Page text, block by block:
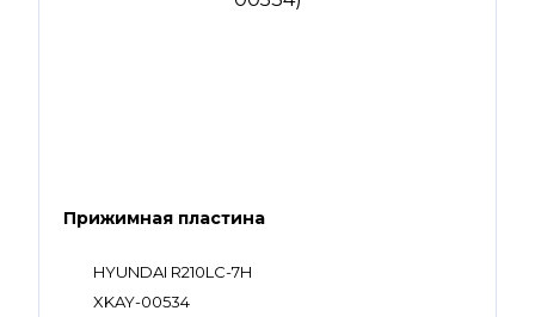
Прижимная пластина
HYUNDAI R210LC-7H
XKAY-00534